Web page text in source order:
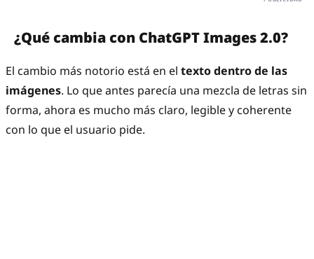
¿Qué cambia con ChatGPT Images 2.0?
El cambio más notorio está en el texto dentro de las
imágenes. Lo que antes parecía una mezcla de letras sin
forma, ahora es mucho más claro, legible y coherente
con lo que el usuario pide.